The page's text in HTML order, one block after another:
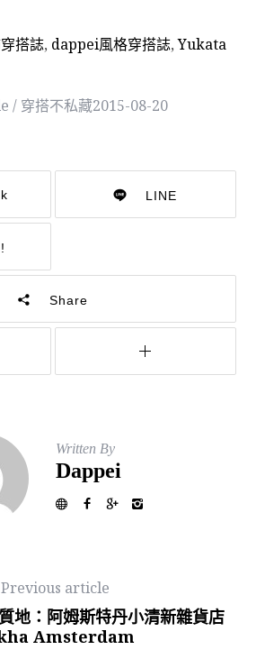
搭誌, dappei風格穿搭誌,Yukata
/ 穿搭不私藏2015-08-20
LINE
Share
Written By
Dappei
Previous article
地：阿姆斯特丹小清新雜貨店
Amsterdam